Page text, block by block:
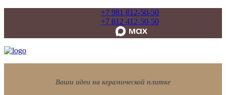
+7 981 812-50-50
+7 812 412-50-50
Ваши идеи на керамической плитке